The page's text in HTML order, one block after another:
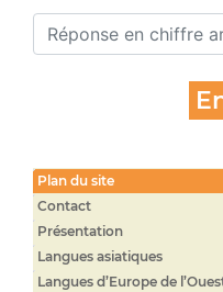
Plan du site
Contact
Présentation
Langues asiatiques
Langues d’Europe de